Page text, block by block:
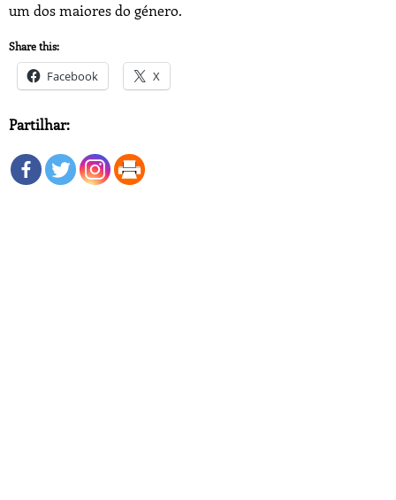
um dos maiores do género.
Share this:
Facebook X
Partilhar: